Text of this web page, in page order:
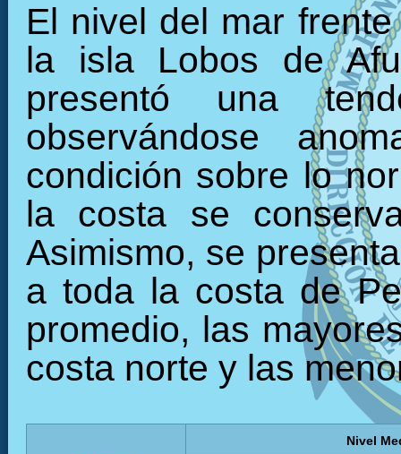
El nivel del mar
la isla Lobos de
presentó una
observándose
condición sobre lo
la costa se
Asimismo, se
a toda la costa de
promedio, las
costa norte y las
Nivel